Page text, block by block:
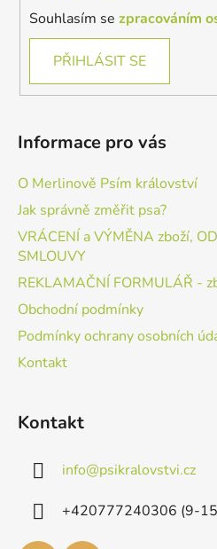
Souhlasím se zpracováním
PŘIHLÁSIT SE
Informace pro vás
O Merlinově Psím království
Jak správně změřit psa?
VRÁCENÍ a VÝMĚNA zboží,
SMLOUVY
REKLAMAČNÍ FORMULÁŘ -
Obchodní podmínky
Podmínky ochrany osobních
Kontakt
Kontakt
info@psikralovstvi.cz
+420777240306 (9-